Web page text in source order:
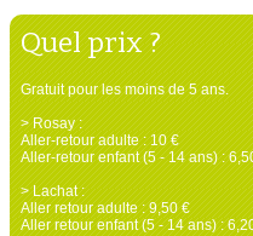
Quel prix ?
Gratuit pour les moins de 5 ans.
> Rosay :
Aller-retour adulte : 10 €
Aller-retour enfant (5 - 14 ans) :
> Lachat :
Aller retour adulte : 9,50 €
Aller retour enfant (5 - 14 ans) :